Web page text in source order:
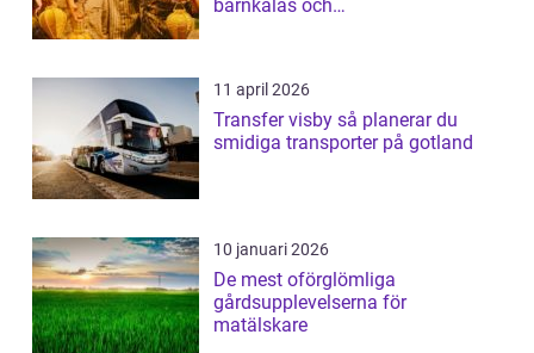
barnkalas och
11 april 2026
Transfer visby så planerar du
smidiga transporter på gotland
10 januari 2026
De mest oförglömliga
gårdsupplevelserna för
matälskare